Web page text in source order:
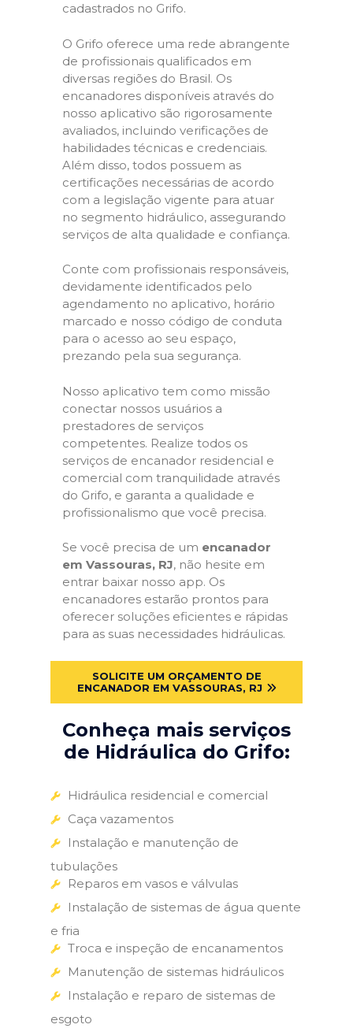
cadastrados no Grifo.
O Grifo oferece uma rede abrangente
de profissionais qualificados em
diversas regiões do Brasil. Os
encanadores disponíveis através do
nosso aplicativo são rigorosamente
avaliados, incluindo verificações de
habilidades técnicas e credenciais.
Além disso, todos possuem as
certificações necessárias de acordo
com a legislação vigente para atuar
no segmento hidráulico, assegurando
serviços de alta qualidade e confiança.
Conte com profissionais responsáveis,
devidamente identificados pelo
agendamento no aplicativo, horário
marcado e nosso código de conduta
para o acesso ao seu espaço,
prezando pela sua segurança.
Nosso aplicativo tem como missão
conectar nossos usuários a
prestadores de serviços
competentes. Realize todos os
serviços de encanador residencial e
comercial com tranquilidade através
do Grifo, e garanta a qualidade e
profissionalismo que você precisa.
Se você precisa de um encanador
em Vassouras, RJ, não hesite em
entrar baixar nosso app. Os
encanadores estarão prontos para
oferecer soluções eficientes e rápidas
para as suas necessidades hidráulicas.
SOLICITE UM ORÇAMENTO DE
ENCANADOR EM VASSOURAS, RJ
Conheça mais serviços
de Hidráulica do Grifo:
Hidráulica residencial e comercial
Caça vazamentos
Instalação e manutenção de
tubulações
Reparos em vasos e válvulas
Instalação de sistemas de água quente
e fria
Troca e inspeção de encanamentos
Manutenção de sistemas hidráulicos
Instalação e reparo de sistemas de
esgoto